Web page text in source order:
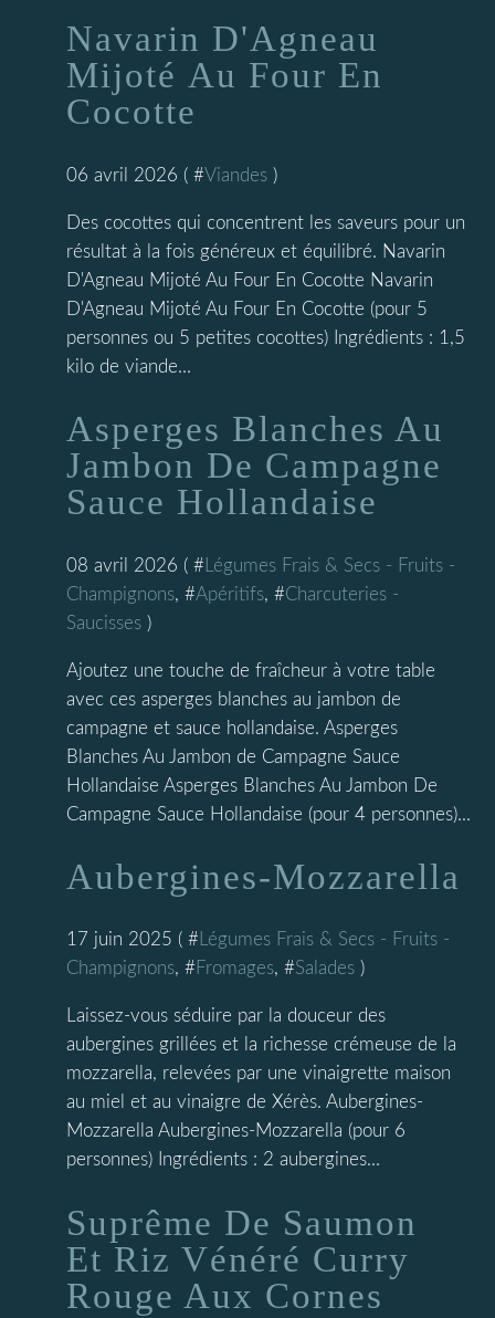
Navarin D'Agneau
Mijoté Au Four En
Cocotte
06 avril 2026 ( #Viandes )
Des cocottes qui concentrent les saveurs pour un
résultat à la fois généreux et équilibré. Navarin
D'Agneau Mijoté Au Four En Cocotte Navarin
D'Agneau Mijoté Au Four En Cocotte (pour 5
personnes ou 5 petites cocottes) Ingrédients : 1,5
kilo de viande...
Asperges Blanches Au
Jambon De Campagne
Sauce Hollandaise
08 avril 2026 ( # Légumes Frais & Secs - Fruits -
Champignons, #Apéritifs, #Charcuteries -
Saucisses )
Ajoutez une touche de fraîcheur à votre table
avec ces asperges blanches au jambon de
campagne et sauce hollandaise. Asperges
Blanches Au Jambon de Campagne Sauce
Hollandaise Asperges Blanches Au Jambon De
Campagne Sauce Hollandaise (pour 4 personnes)...
Aubergines-Mozzarella
17 juin 2025 ( # Légumes Frais & Secs - Fruits -
Champignons, #Fromages, #Salades )
Laissez-vous séduire par la douceur des
aubergines grillées et la richesse crémeuse de la
mozzarella, relevées par une vinaigrette maison
au miel et au vinaigre de Xérès. Aubergines-
Mozzarella Aubergines-Mozzarella (pour 6
personnes) Ingrédients : 2 aubergines...
Suprême De Saumon
Et Riz Vénéré Curry
Rouge Aux Cornes